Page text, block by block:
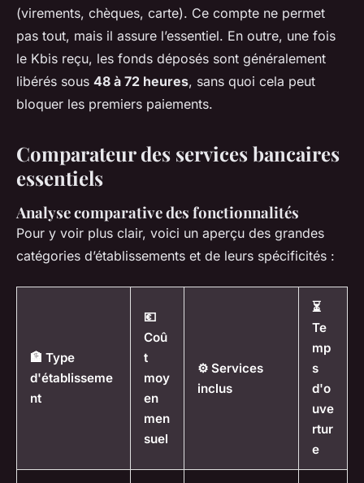
(virements, chèques, carte). Ce compte ne permet
pas tout, mais il assure l’essentiel. En outre, une fois
le Kbis reçu, les fonds déposés sont généralement
libérés sous 48 à 72 heures, sans quoi cela peut
bloquer les premiers paiements.
Comparateur des services bancaires
essentiels
Analyse comparative des fonctionnalités
Pour y voir plus clair, voici un aperçu des grandes
catégories d’établissements et de leurs spécificités :
🏦 Type
d'établisseme
nt
💶
Coû
t
moy
en
men
suel
⚙️ Services
inclus
⏳
Te
mp
s
d'o
uve
rtur
e